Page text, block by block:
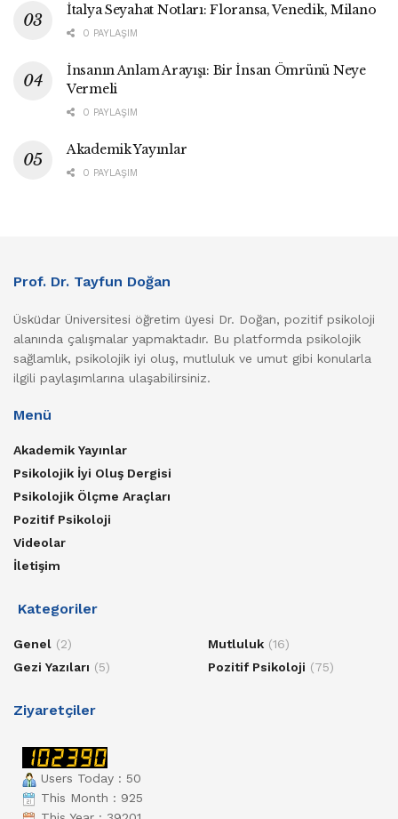
İtalya Seyahat Notları: Floransa, Venedik, Milano
0 PAYLAŞIM
İnsanın Anlam Arayışı: Bir İnsan Ömrünü Neye
Vermeli
0 PAYLAŞIM
Akademik Yayınlar
0 PAYLAŞIM
Prof. Dr. Tayfun Doğan
Üsküdar Üniversitesi öğretim üyesi Dr. Doğan, pozitif psikoloji
alanında çalışmalar yapmaktadır. Bu platformda psikolojik
sağlamlık, psikolojik iyi oluş, mutluluk ve umut gibi konularla
ilgili paylaşımlarına ulaşabilirsiniz.
Menü
Akademik Yayınlar
Psikolojik İyi Oluş Dergisi
Psikolojik Ölçme Araçları
Pozitif Psikoloji
Videolar
İletişim
Kategoriler
Genel (2)
Gezi Yazıları (5)
Mutluluk (16)
Pozitif Psikoloji (75)
Ziyaretçiler
Users Today : 50
This Month : 925